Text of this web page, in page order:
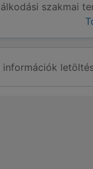
szakmai
információk